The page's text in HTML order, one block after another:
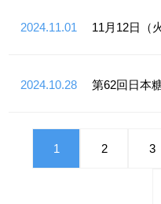
2024.11.01 11月12日（
2024.10.28 第62回日本
1 2 3